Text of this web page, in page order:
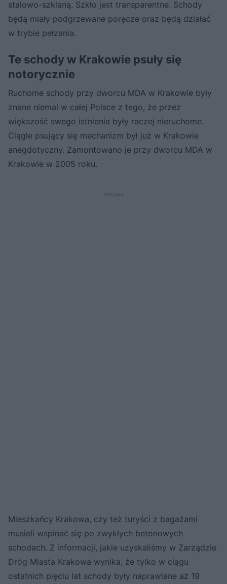
stalowo-szklaną. Szkło jest transparentne. Schody
będą miały podgrzewane poręcze oraz będą działać
w trybie pełzania.
Te schody w Krakowie psuły się
notorycznie
Ruchome schody przy dworcu MDA w Krakowie były
znane niemal w całej Polsce z tego, że przez
większość swego istnienia były raczej nieruchome.
Ciągle psujący się mechanizm był już w Krakowie
anegdotyczny. Zamontowano je przy dworcu MDA w
Krakowie w 2005 roku.
Mieszkańcy Krakowa, czy też turyści z bagażami
musieli wspinać się po zwykłych betonowych
schodach. Z informacji, jakie uzyskaliśmy w Zarządzie
Dróg Miasta Krakowa wynika, że tylko w ciągu
ostatnich pięciu lat schody były naprawiane aż 19